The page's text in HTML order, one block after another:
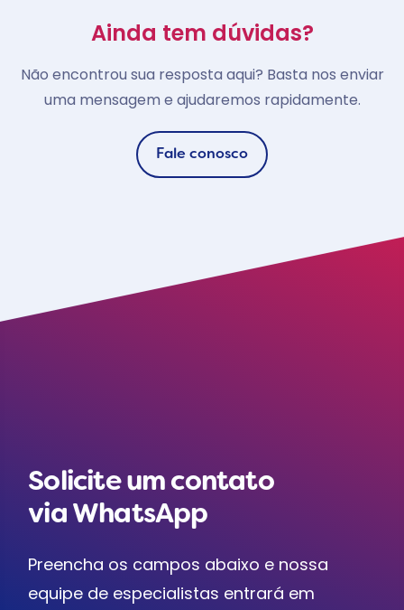
Ainda tem dúvidas?
Não encontrou sua resposta aqui? Basta nos enviar
uma mensagem e ajudaremos rapidamente.
Fale conosco
Solicite um contato
via WhatsApp
Preencha os campos abaixo e nossa
equipe de especialistas entrará em